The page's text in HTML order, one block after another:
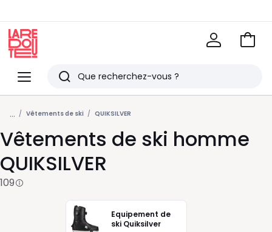
Menu
Redoute
Rechercher
Derniers
articles
vus
Voir
... Vêtements de ski QUIKSILVER
Vêtements de ski homme
QUIKSILVER
109
Equipement de
ski Quiksilver